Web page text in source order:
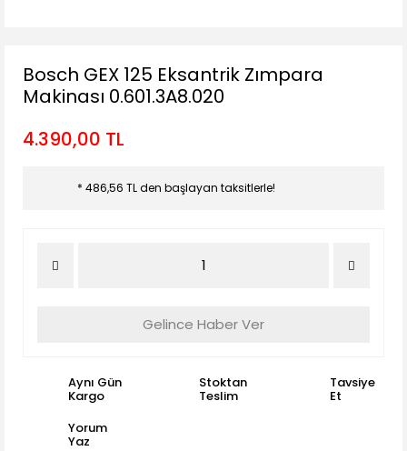
Bosch GEX 125 Eksantrik Zımpara
Makinası 0.601.3A8.020
4.390,00 TL
* 486,56 TL den başlayan taksitlerle!
Gelince Haber Ver
Aynı Gün
Kargo
Stoktan
Teslim
Tavsiye
Et
Yorum
Yaz